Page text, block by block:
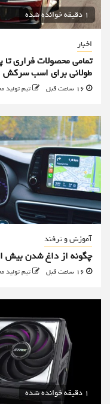
1 دقیقه خوانده شده
اخبار
طولانی برای اسب سرکش
تیم تولید
آموزش و ترفند
چگونه از داغ شدن بیش
تیم تولید
1 دقیقه خوانده شده